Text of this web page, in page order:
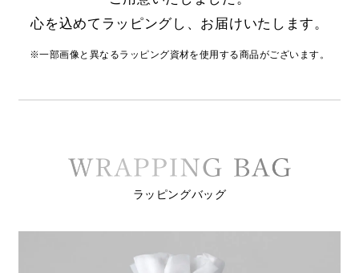
心を込めてラッピングし、お届けいたします。
※一部画像と異なるラッピング資材を使用する商品がございます。
ラッピングバッグ